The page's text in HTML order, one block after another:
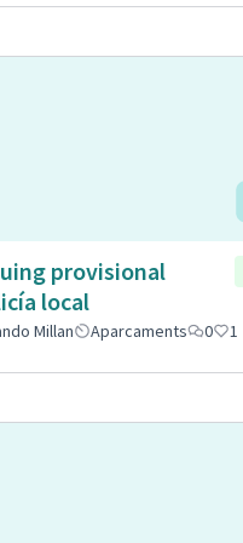
provisional
local
Millan Aparcaments 0 1